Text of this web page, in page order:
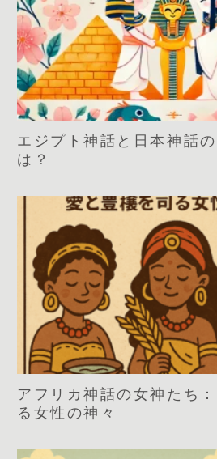
エジプト神話と日本神話
は？
アフリカ神話の女神たち
る女性の神々